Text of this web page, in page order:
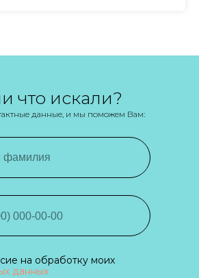
на обработку моих
данных
что искали?
данные, и мы поможем Вам: